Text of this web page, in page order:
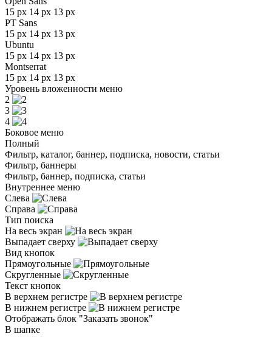
15 px 14 px 13 px
PT Sans
15 px 14 px 13 px
Ubuntu
15 px 14 px 13 px
Montserrat
15 px 14 px 13 px
Уровень вложенности меню
2
3
4
Боковое меню
Полный
Фильтр, каталог, баннер, подписка, новости, статьи
Фильтр, баннеры
Фильтр, баннер, подписка, статьи
Внутреннее меню
Слева
Справа
Тип поиска
На весь экран
Выпадает сверху
Вид кнопок
Прямоугольные
Скругленные
Текст кнопок
В верхнем регистре
В нижнем регистре
Отображать блок "Заказать звонок"
В шапке